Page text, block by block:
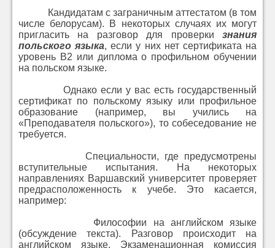
Кандидатам с заграничным аттестатом (в том
числе белорусам). В некоторых случаях их могут
пригласить на разговор для проверки знания
польского языка, если у них нет сертификата на
уровень B2 или диплома о профильном обучении
на польском языке.
Однако если у вас есть государственный
сертификат по польскому языку или профильное
образование (например, вы учились на
«Преподавателя польского»), то собеседование не
требуется.
Специальности, где предусмотрены
вступительные испытания. На некоторых
направлениях Варшавский университет проверяет
предрасположенность к учебе. Это касается,
например:
Философии на английском языке
(обсуждение текста). Разговор происходит на
английском языке.
Экзаменационная комиссия